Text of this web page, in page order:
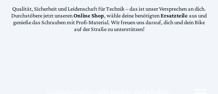
Qualität, Sicherheit und Leidenschaft für Technik – das ist unser Versprechen an dich.
Durchstöbere jetzt unserenOnline Shop, wähle deine benötigtenErsatzteileaus und
genieße das Schrauben mit Profi-Material. Wir freuen uns darauf, dich und dein Bike
auf der Straße zu unterstützen!